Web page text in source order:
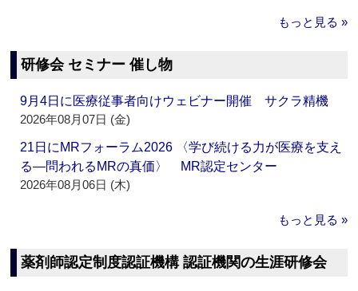
もっと見る »
研修会 セミナー 催し物
9月4日に医療従事者向けウェビナー開催 サクラ精機
2026年08月07日 (金)
21日にMRフォーラム2026 〈学び続ける力が医療を支え
る―問われるMRの真価〉 MR認定センター
2026年08月06日 (木)
もっと見る »
薬剤師認定制度認証機構 認証機関の生涯研修会